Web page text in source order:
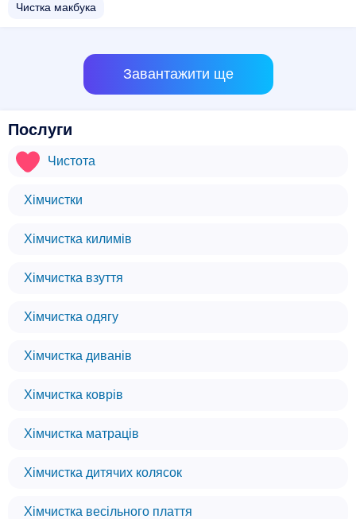
Чистка макбука
Завантажити ще
Послуги
Чистота
Хімчистки
Хімчистка килимів
Хімчистка взуття
Хімчистка одягу
Хімчистка диванів
Хімчистка коврів
Хімчистка матраців
Хімчистка дитячих колясок
Хімчистка весільного плаття